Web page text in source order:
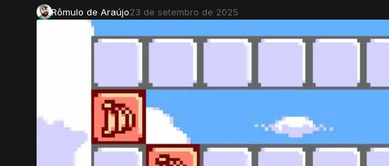
Rômulo de Araújo23 de setembro de 2025